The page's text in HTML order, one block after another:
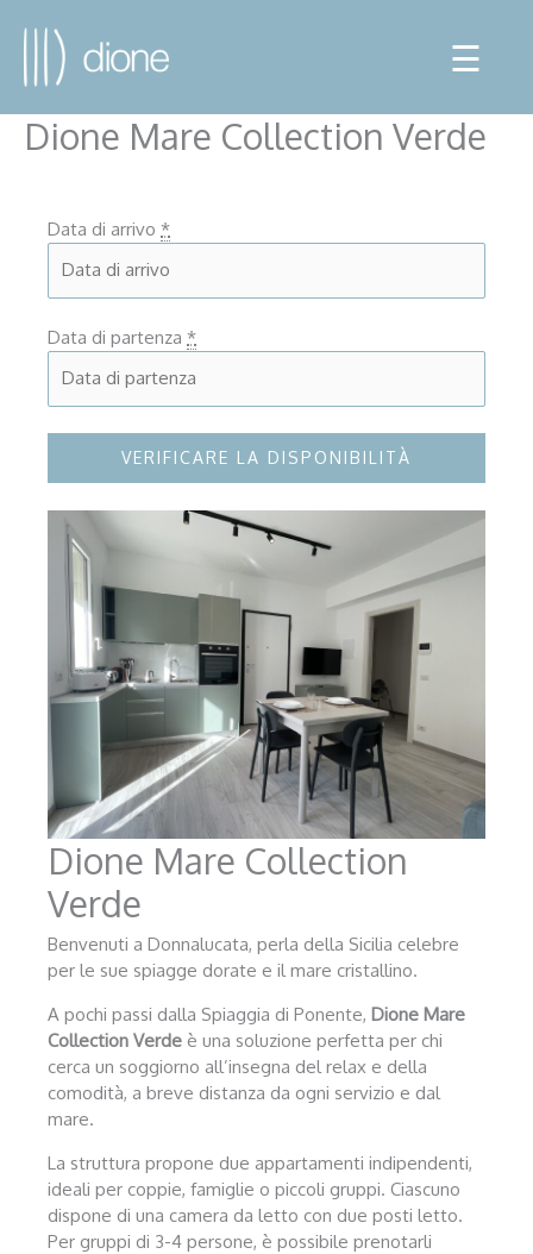
☰
Dione Mare Collection Verde
Data di arrivo *
Data di partenza *
Dione Mare Collection
Verde
Benvenuti a Donnalucata, perla della Sicilia celebre
per le sue spiagge dorate e il mare cristallino.
A pochi passi dalla Spiaggia di Ponente, Dione Mare
Collection Verde è una soluzione perfetta per chi
cerca un soggiorno all’insegna del relax e della
comodità, a breve distanza da ogni servizio e dal
mare.
La struttura propone due appartamenti indipendenti,
ideali per coppie, famiglie o piccoli gruppi. Ciascuno
dispone di una camera da letto con due posti letto.
Per gruppi di 3-4 persone, è possibile prenotarli